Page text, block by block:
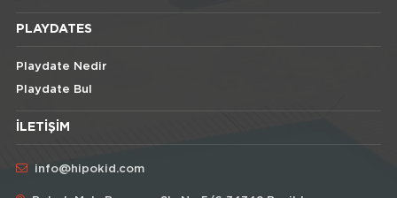
PLAYDATES
Playdate Nedir
Playdate Bul
İLETIŞIM
info@hipokid.com